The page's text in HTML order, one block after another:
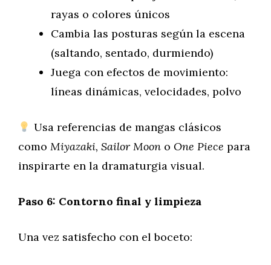
rayas o colores únicos
Cambia las posturas según la escena
(saltando, sentado, durmiendo)
Juega con efectos de movimiento:
líneas dinámicas, velocidades, polvo
Usa referencias de mangas clásicos
como Miyazaki, Sailor Moon o One Piece para
inspirarte en la dramaturgia visual.
Paso 6: Contorno final y limpieza
Una vez satisfecho con el boceto: